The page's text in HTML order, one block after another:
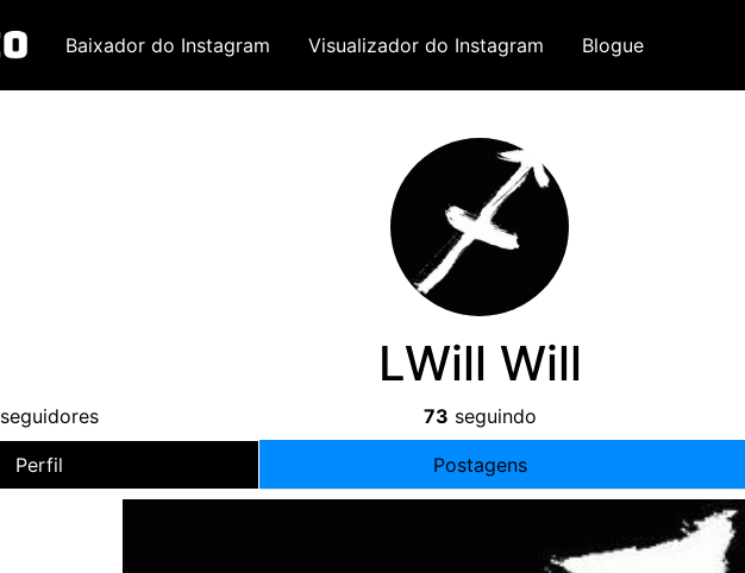
Baixador do Instagram Visualizador do Instagram Blogue
LWill Will
seguidores 73 seguindo
Perfil Postagens